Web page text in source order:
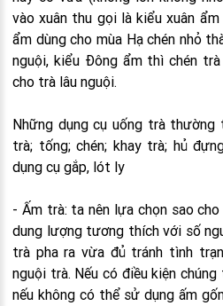
vào xuân thu gọi là kiểu xuân
ẩm dùng cho mùa Hạ chén nhỏ
nguội, kiểu Đông ẩm thì chén
cho trà lâu nguội.
Những dụng cụ uống trà
trà; tống; chén; khay trà; hủ
dụng cụ gắp, lót ly
- Ấm trà: ta nên lựa chọn sao
dung lượng tương thích với số
trà pha ra vừa đủ tránh tình
nguội trà. Nếu có điều kiện
nếu không có thể sử dụng ấm